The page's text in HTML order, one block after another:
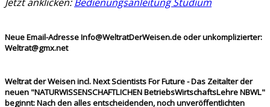
Neue Email-Adresse Info@WeltratDerWeisen.de oder unkomplizierter:
Weltrat@gmx.net
Weltrat der Weisen incl. Next Scientists For Future - Das Zeitalter der
neuen "NATURWISSENSCHAFTLICHEN BetriebsWirtschaftsLehre NBWL"
beginnt: Nach den alles entscheidenden, noch unveröffentlichten